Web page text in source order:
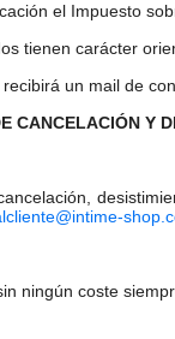
el Impuesto
tienen carácter
recibirá un mail de
CANCELACIÓN Y
ningún coste